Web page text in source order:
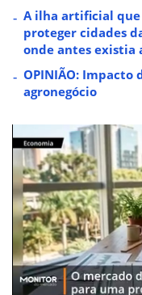
A ilha artificial que
proteger cidades
onde antes existia
OPINIÃO: Impacto
agronegócio